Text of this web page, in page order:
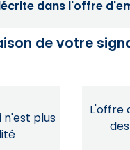
dans l'offre
de votre
plus
L'offre